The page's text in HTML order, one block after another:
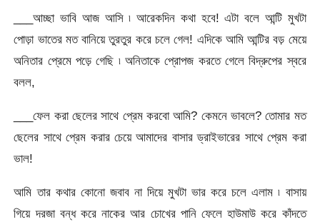
___আচ্ছা ভাবি আজ আসি ৷ আরেকদিন কথা হবে! এটা বলে আন্টি মুখটা
পোড়া ভাতের মত বানিয়ে তুরতুর করে চলে গেল! এদিকে আমি আন্টির বড় মেয়ে
অনিতার প্রেমে পড়ে গেছি ৷ অনিতাকে প্রোপজ করতে গেলে বিদ্রুপের স্বরে
বলল,
___ফেল করা ছেলের সাথে প্রেম করবো আমি? কেমনে ভাবলে? তোমার মত
ছেলের সাথে প্রেম করার চেয়ে আমাদের বাসার ড্রাইভারের সাথে প্রেম করা
ভাল!
আমি তার কথার কোনো জবাব না দিয়ে মুখটা ভার করে চলে এলাম ৷ বাসায়
গিয়ে দরজা বন্ধ করে নাকের আর চোখের পানি ফেলে হাউমাউ করে কাঁদতে